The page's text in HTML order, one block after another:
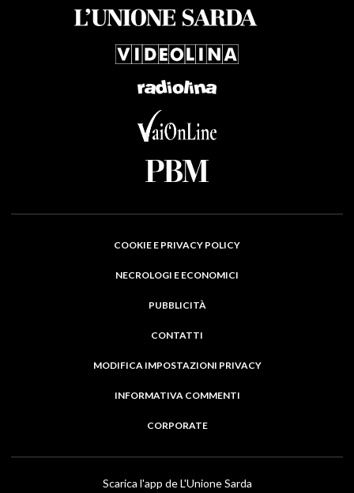
COOKIE E PRIVACY POLICY
NECROLOGI E ECONOMICI
PUBBLICITÀ
CONTATTI
MODIFICA IMPOSTAZIONI PRIVACY
INFORMATIVA COMMENTI
CORPORATE
Scarica l'app de L'Unione Sarda